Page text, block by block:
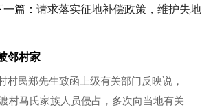
一篇： 请求落实征地补偿政策，维护失地村民正当权益
邻村家
民郑先生致函上级有关部门反映说，
村马氏家族人员侵占，多次向当地有关